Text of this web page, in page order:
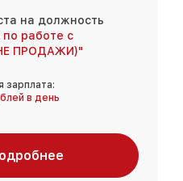
на должность
работе с
ПРОДАЖИ)"
зарплата:
в день